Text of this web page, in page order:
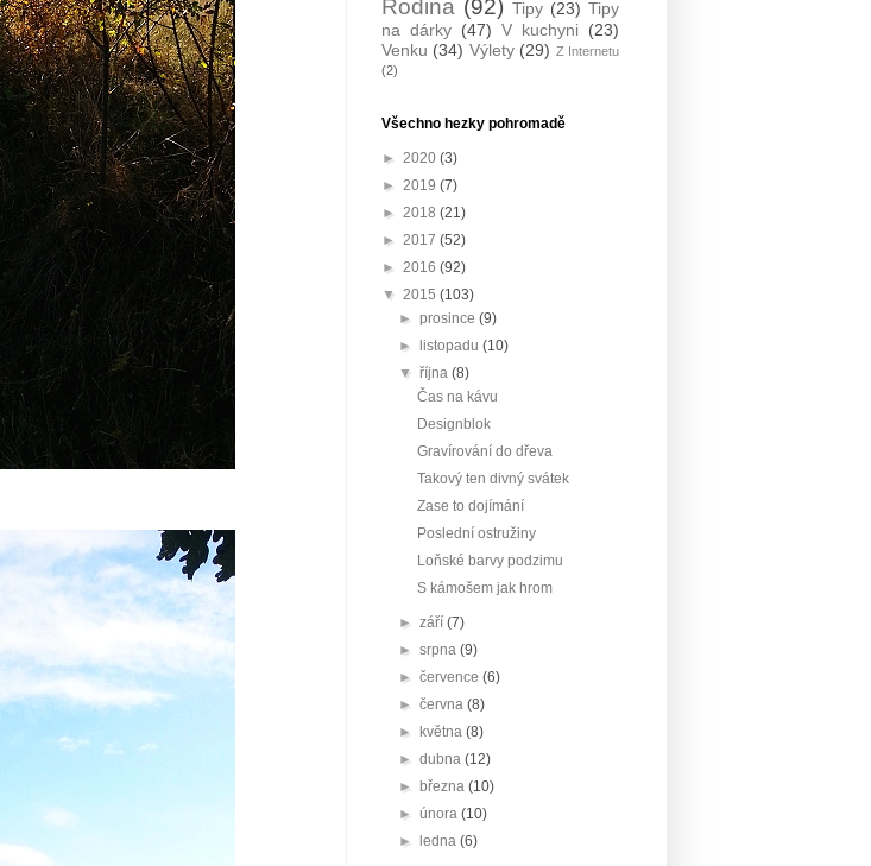
Rodina (92) Tipy (23) Tipy
na dárky (47) V kuchyni (23)
Venku (34) Výlety (29) Z Internetu
(2)
Všechno hezky pohromadě
► 2020 (3)
► 2019 (7)
► 2018 (21)
► 2017 (52)
► 2016 (92)
▼ 2015 (103)
►prosince(9)
►
listopadu(10)
▼října(8)
Čas na kávu
Designblok
Gravírování do dřeva
Takový ten divný svátek
Zase to dojímání
Poslední ostružiny
Loňské barvy podzimu
S kámošem jak hrom
►září(7)
►srpna(9)
►července(6)
►června(8)
►
května(8)
►dubna(12)
►
března(10)
►února(10)
►
ledna(6)